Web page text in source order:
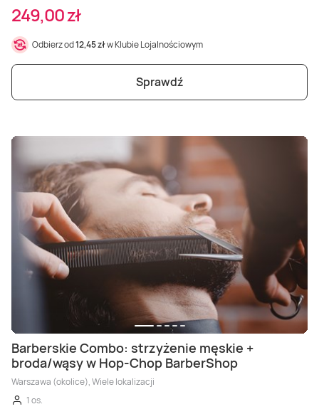
249,00 zł
Odbierz od12,45 złw Klubie Lojalnościowym
Sprawdź
Barberskie Combo: strzyżenie męskie +
broda/wąsy w Hop-Chop BarberShop
Warszawa (okolice), Wiele lokalizacji
1 os.